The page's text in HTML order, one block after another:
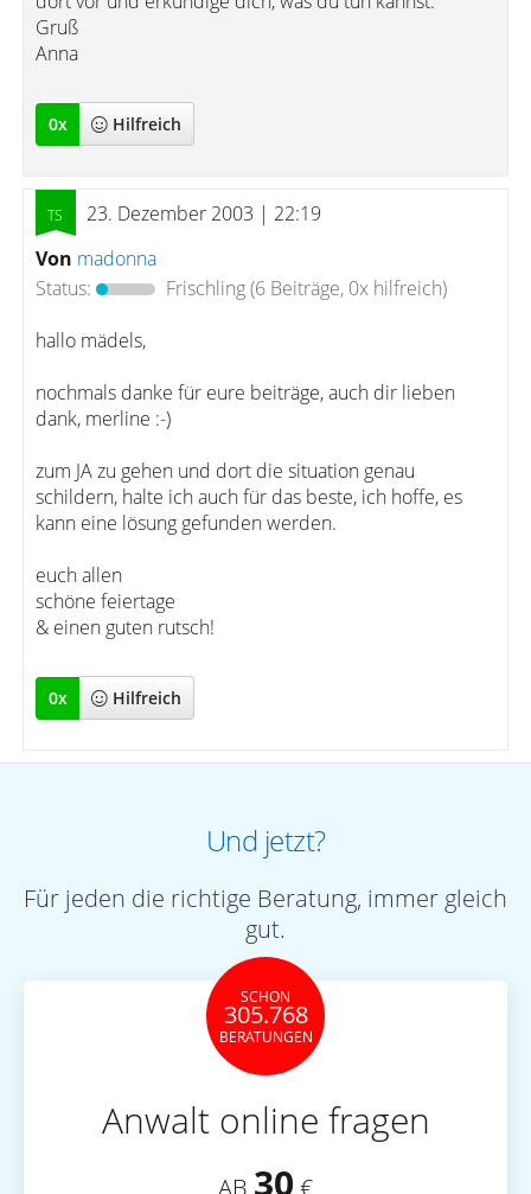
Gruß
Anna
0x Hilfreich
23. Dezember 2003 | 22:19
Von madonna
Status:
Frischling(6 Beiträge, 0x hilfreich)
hallo mädels,
nochmals danke für eure beiträge, auch dir lieben
dank, merline :-)
zum JA zu gehen und dort die situation genau
schildern, halte ich auch für das beste, ich hoffe, es
kann eine lösung gefunden werden.
euch allen
schöne feiertage
& einen guten rutsch!
0x Hilfreich
Und jetzt?
Für jeden die richtige Beratung, immer gleich
gut.
SCHON
305.768
BERATUNGEN
Anwalt online fragen
AB 30 €